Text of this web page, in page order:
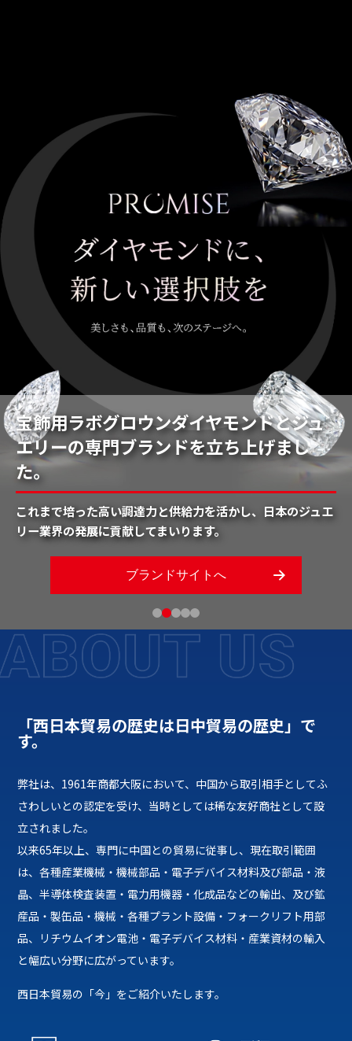
世界を繋ぎ、オモイをかたちにして65年
日本と海外を結び、良好な関係を築く。
円滑な取引を通じて多様な想いを実現し、社会から求められ
続ける商社であり続けます。
READ MORE
宝飾用ラボグロウンダイヤモンドとジュ
エリーの専門ブランドを立ち上げまし
た。
これまで培った高い調達力と供給力を活かし、日本のジュエ
リー業界の発展に貢献してまいります。
ブランドサイトへ
活躍フィールドは中国から世界へ
西日本貿易は日中貿易の先駆者として65年、
今後は、東南アジア、世界へ活躍フィールドを拡大してまい
ります。
READ MORE
ASEAN市場と中国、日本をつなぎたい
中国に強い日系商社の強みを活かし、タイに進出する中国系
企業への取引仲介や、
中国の競争力高い製品のご紹介が可能です。
READ MORE
現地での技術対応もお任せください
一和科技（常熟）有限公司は電気、技術知識を有した技術者
がおり、自動化、現地据付・調整、部品加工の対応が可能で
す
READ MORE
「西日本貿易の歴史は日中貿易の歴史」で
す。
弊社は、1961年商都大阪において、中国から取引相手としてふ
さわしいとの認定を受け、当時としては稀な友好商社として設
立されました。
以来65年以上、専門に中国との貿易に従事し、現在取引範囲
は、各種産業機械・機械部品・電子デバイス材料及び部品・液
晶、半導体検査装置・電力用機器・化成品などの輸出、及び鉱
産品・製缶品・機械・各種プラント設備・フォークリフト用部
品、リチウムイオン電池・電子デバイス材料・産業資材の輸入
と幅広い分野に広がっています。
西日本貿易の「今」をご紹介いたします。